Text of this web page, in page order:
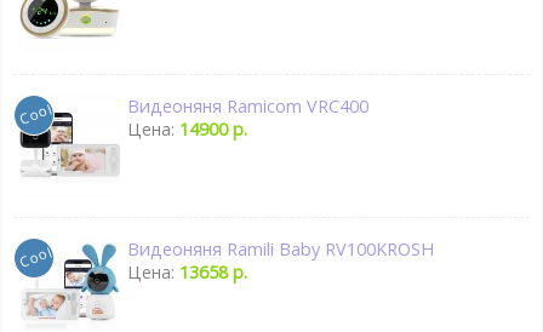
Видеоняня Ramicom VRC400
Цена: 14900 р.
Видеоняня Ramili Baby RV100KROSH
Цена: 13658 р.